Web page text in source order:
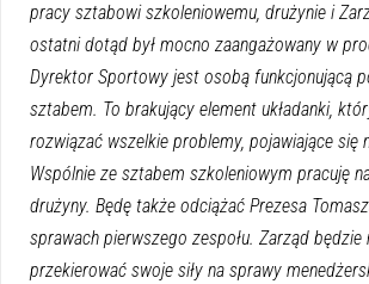
pracy sztabowi szkoleniowemu, drużynie i
ostatni dotąd był mocno zaangażowany w
Dyrektor Sportowy jest osobą funkcjonującą
sztabem. To brakujący element układanki,
rozwiązać wszelkie problemy, pojawiające się
Wspólnie ze sztabem szkoleniowym pracuję
drużyny. Będę także odciążać Prezesa
sprawach pierwszego zespołu. Zarząd
przekierować swoje siły na sprawy